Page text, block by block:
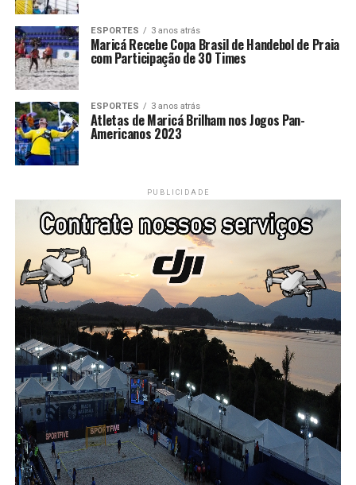
ESPORTES 3 anos atrás
Maricá Recebe Copa Brasil de Handebol de Praia
com Participação de 30 Times
ESPORTES 3 anos atrás
Atletas de Maricá Brilham nos Jogos Pan-
Americanos 2023
PUBLICIDADE